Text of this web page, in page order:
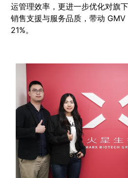
运管理效率，更进一步优化对旗
销售支援与服务品质，带动
21%。